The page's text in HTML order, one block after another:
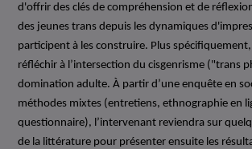
d'offrir des clés de compréhension et de
des jeunes trans depuis les dynamiques
participent à les construire. Plus
réfléchir à l’intersection du cisgenrisme ("trans
domination adulte. À partir d’une enquête en
méthodes mixtes (entretiens, ethnographie en
questionnaire), l’intervenant reviendra sur
de la littérature pour présenter ensuite les